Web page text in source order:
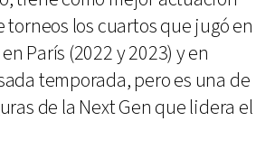
torneos los cuartos que jugó en
París (2022 y 2023) y en
temporada, pero es una de
de la Next Gen que lidera el